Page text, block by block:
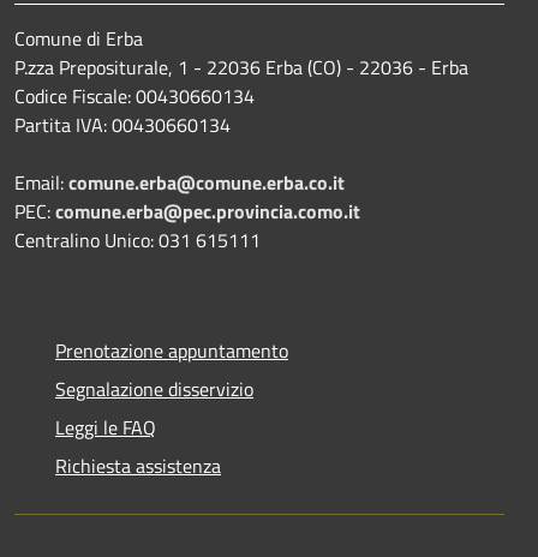
Comune di Erba
P.zza Prepositurale, 1 - 22036 Erba (CO) - 22036 - Erba
Codice Fiscale: 00430660134
Partita IVA: 00430660134
Email:comune.erba@comune.erba.co.it
PEC:comune.erba@pec.provincia.como.it
Centralino Unico: 031 615111
Prenotazione appuntamento
Segnalazione disservizio
Leggi le FAQ
Richiesta assistenza